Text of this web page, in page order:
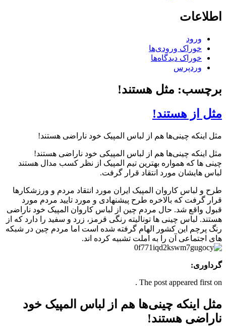
اطلاعات
ورود
خوراک ورودی‌ها
خوراک دیدگاه‌ها
وردپرس
برچسب: مثل هستند!
مثل از هستند!
مثل اینکه چینی‌ها هم از لباس المپیک خود ناراضی هستند!
مثل اینکه چینی‌ها هم از لباس المپیکی خود ناراضی هستند!
چینی ها که همواره بهترین تیم المپیک از نظر کسب مدال هستند
لباس هایشان مورد انتقاد قرار گرفت.
طرح و لباس کاروان المپیک ایران مورد انتقاد مردم و ورزشکارها
قرار گرفت که بالاخره طرح پیشنهادی و مورد تایید مردم مورد
قبول واقع شد. حال مردم چین از لباس کاروان المپیک خود ناراضی
هستند. لباس چینی ها تونالیته رنگی قرمز، زرد و سفید را دارد که از
رنگ پرچم این کشور الهام گرفته شده است اما مردم چین در شبکه
های اجتماعی آن را به املت تشبیه کرده اند.
گرداوری:
The post appeared first on .
مثل اینکه چینی‌ها هم از لباس المپیک خود
ناراضی هستند!